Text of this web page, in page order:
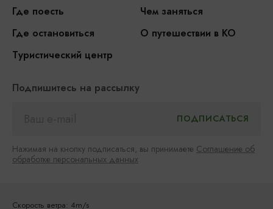
Где поесть
Чем заняться
Где остановиться
О путешествии в КО
Туристический центр
Подпишитесь на рассылку
Нажимая на кнопку подписаться, вы принимаете Соглашение об
обработке персональных данных
Скорость ветра: 4m/s